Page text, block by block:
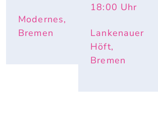
Modernes,
Bremen
18:00 Uhr
Lankenauer
Höft,
Bremen